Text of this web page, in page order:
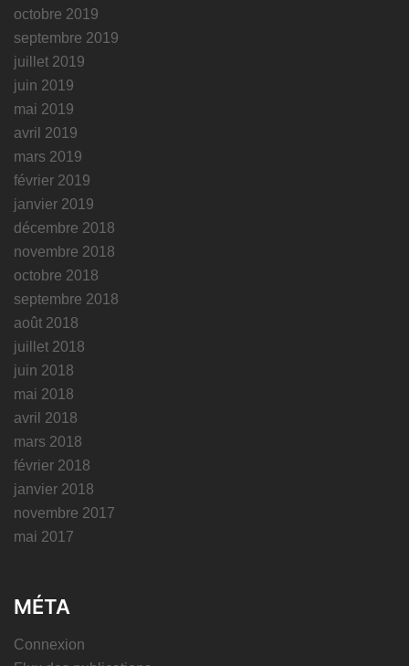
octobre 2019
septembre 2019
juillet 2019
juin 2019
mai 2019
avril 2019
mars 2019
février 2019
janvier 2019
décembre 2018
novembre 2018
octobre 2018
septembre 2018
août 2018
juillet 2018
juin 2018
mai 2018
avril 2018
mars 2018
février 2018
janvier 2018
novembre 2017
mai 2017
MÉTA
Connexion